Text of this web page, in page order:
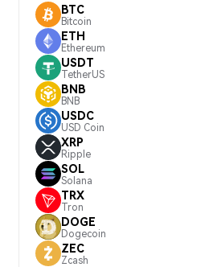
BTC
Bitcoin
ETH
Ethereum
USDT
TetherUS
BNB
BNB
USDC
USD Coin
XRP
Ripple
SOL
Solana
TRX
Tron
DOGE
Dogecoin
ZEC
Zcash